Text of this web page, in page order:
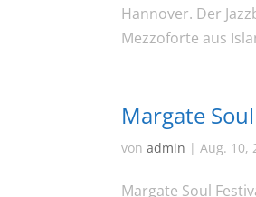
Hannover. Der
Mezzoforte aus
Margate
vonadmin |Aug. 10,
Margate Soul